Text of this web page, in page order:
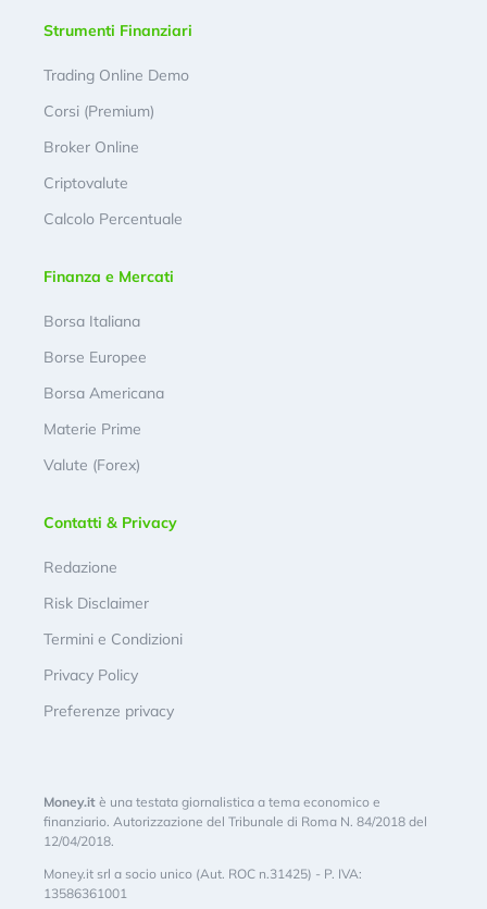
Strumenti Finanziari
Trading Online Demo
Corsi (Premium)
Broker Online
Criptovalute
Calcolo Percentuale
Finanza e Mercati
Borsa Italiana
Borse Europee
Borsa Americana
Materie Prime
Valute (Forex)
Contatti & Privacy
Redazione
Risk Disclaimer
Termini e Condizioni
Privacy Policy
Preferenze privacy
Money.it è una testata giornalistica a tema economico e
finanziario. Autorizzazione del Tribunale di Roma N. 84/2018 del
12/04/2018.
Money.it srl a socio unico (Aut. ROC n.31425) - P. IVA:
13586361001